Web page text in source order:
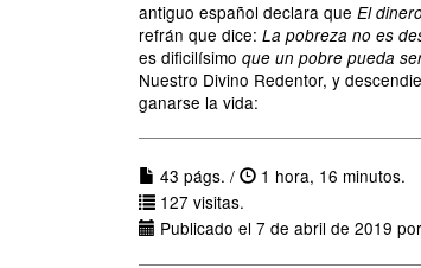
antiguo español declara que El
refrán que dice: La pobreza no es
es dificilísimo que un pobre pueda
Nuestro Divino Redentor, y
ganarse la vida:
43 págs. /
1 hora, 16 minutos.
127 visitas.
Publicado el 7 de abril de 2019 por